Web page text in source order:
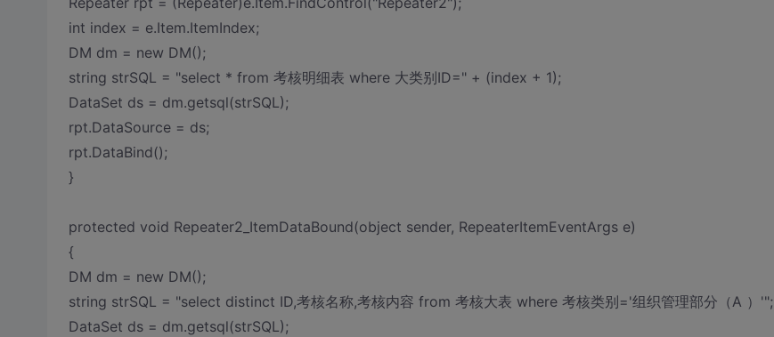
int index = e.Item.ItemIndex;
DM dm = new DM();
string strSQL = "select * from 考核明细表 where 大类别ID=" + (index + 1);
DataSet ds = dm.getsql(strSQL);
rpt.DataSource = ds;
rpt.DataBind();
}
protected void Repeater2_ItemDataBound(object sender, RepeaterItemEventArgs e)
{
DM dm = new DM();
string strSQL = "select distinct ID,考核名称,考核内容 from 考核大表 where 考核类别='组织管理部分（A ）'";
DataSet ds = dm.getsql(strSQL);